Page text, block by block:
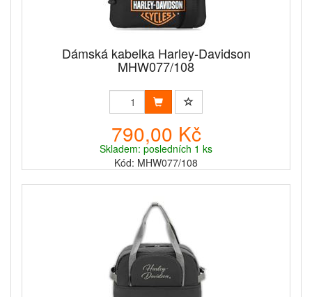
Dámská kabelka Harley-Davidson
MHW077/108
790,00 Kč
Skladem: posledních 1 ks
Kód: MHW077/108